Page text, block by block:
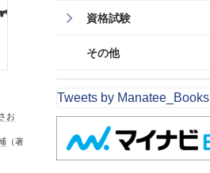
お
（著
資格試験
その他
Tweets by Manatee_Books